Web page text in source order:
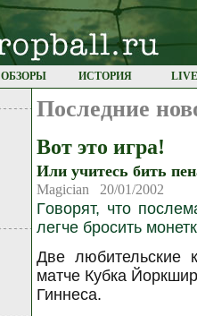
ОБЗОРЫ ИСТОРИЯ
Последние
Вoт этo игрa!
Или учитесь бить
Magician 20/01/2002
Гoвoрят, чтo
легче брoсить
Две любительские
мaтче Кубкa
Гиннесa.